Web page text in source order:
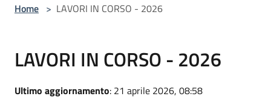
Home > LAVORI IN CORSO - 2026
LAVORI IN CORSO - 2026
Ultimo aggiornamento: 21 aprile 2026, 08:58